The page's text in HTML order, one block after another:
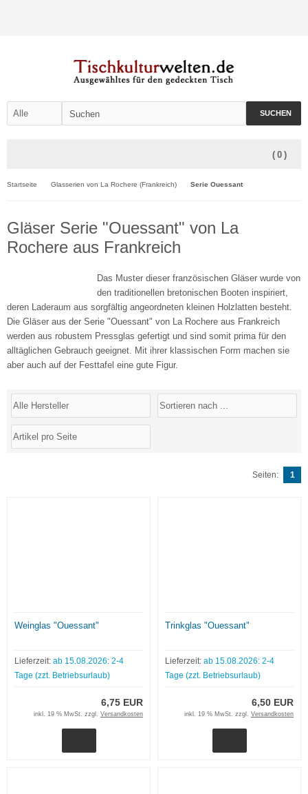
SUCHEN
( 0 )
Startseite Glasserien von La Rochere (Frankreich) Serie Ouessant
Gläser Serie "Ouessant" von La
Rochere aus Frankreich
Das Muster dieser französischen Gläser wurde von
den traditionellen bretonischen Booten inspiriert,
deren Laderaum aus sorgfältig angeordneten kleinen Holzlatten besteht.
Die Gläser aus der Serie "Ouessant" von La Rochere aus Frankreich
werden aus robustem Pressglas gefertigt und sind somit prima für den
alltäglichen Gebrauch geeignet. Mit ihrer klassischen Form machen sie
aber auch auf der Festtafel eine gute Figur.
Seiten: 1
Weinglas "Ouessant"
Lieferzeit: ab 15.08.2026: 2-4
Tage (zzt. Betriebsurlaub)
6,75 EUR
inkl. 19 % MwSt. zzgl. Versandkosten
Trinkglas "Ouessant"
Lieferzeit: ab 15.08.2026: 2-4
Tage (zzt. Betriebsurlaub)
6,50 EUR
inkl. 19 % MwSt. zzgl. Versandkosten